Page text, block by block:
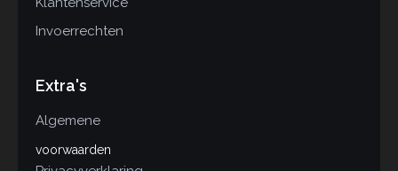
Invoerrechten
Extra's
Algemene
voorwaarden